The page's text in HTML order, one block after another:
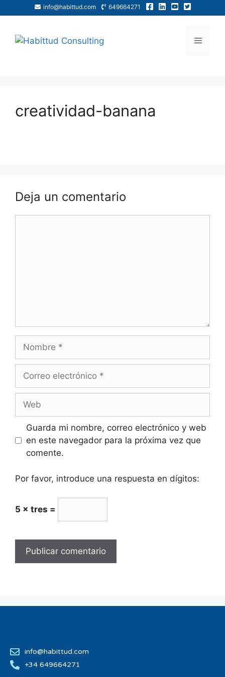
info@habittud.com 649664271
creatividad-banana
Deja un comentario
Guarda mi nombre, correo electrónico y web
en este navegador para la próxima vez que
comente.
Por favor, introduce una respuesta en dígitos:
5 × tres =
info@habittud.com
+34 649664271